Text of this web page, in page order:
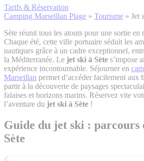
Tarifs & Réservation
Camping Marseillan Plage » Tourisme » Jet
Sète réunit tous les atouts pour une sortie en
Chaque été, cette ville portuaire séduit les
nautiques grâce à un cadre exceptionnel,
la Méditerranée. Le jet ski à Sète s’impose
expérience incontournable. Séjourner en
Marseillan permet d’accéder facilement aux
partir à la découverte de paysages
falaises et horizons marins. Réservez vite
l’aventure du jet ski à Sète !
Guide du jet ski : parcours
Sète